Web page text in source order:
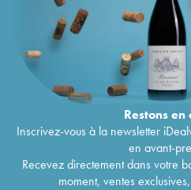
Restons en
Inscrivez-vous à la newsletter
en avant-
Recevez directement dans votre
moment, ventes